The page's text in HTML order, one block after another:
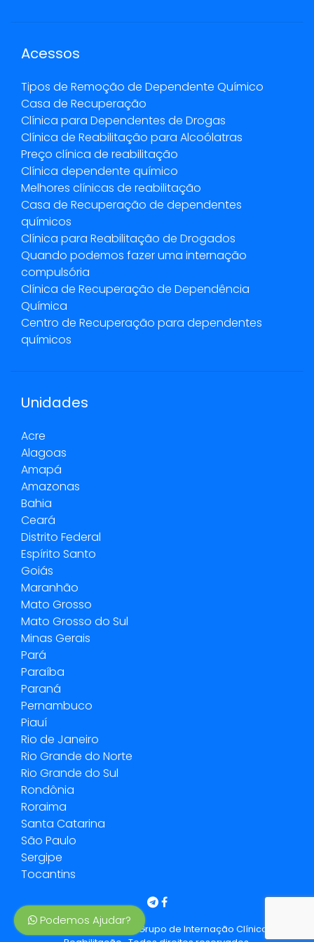
Acessos
Tipos de Remoção de Dependente Químico
Casa de Recuperação
Clínica para Dependentes de Drogas
Clínica de Reabilitação para Alcoólatras
Preço clínica de reabilitação
Clínica dependente químico
Melhores clínicas de reabilitação
Casa de Recuperação de dependentes
químicos
Clínica para Reabilitação de Drogados
Quando podemos fazer uma internação
compulsória
Clínica de Recuperação de Dependência
Química
Centro de Recuperação para dependentes
químicos
Unidades
Acre
Alagoas
Amapá
Amazonas
Bahia
Ceará
Distrito Federal
Espírito Santo
Goiás
Maranhão
Mato Grosso
Mato Grosso do Sul
Minas Gerais
Pará
Paraíba
Paraná
Pernambuco
Piauí
Rio de Janeiro
Rio Grande do Norte
Rio Grande do Sul
Rondônia
Roraima
Santa Catarina
São Paulo
Sergipe
Tocantins
Copyright © 2020 -2026 Grupo de Internação Clínicas de
Podemos Ajudar?